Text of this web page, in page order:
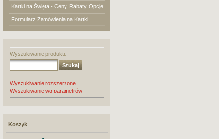
Kartki na Święta - Ceny, Rabaty, Opcje
Formularz Zamówienia na Kartki
Wyszukiwanie produktu
Wyszukiwanie rozszerzone
Wyszukiwanie wg parametrów
Koszyk